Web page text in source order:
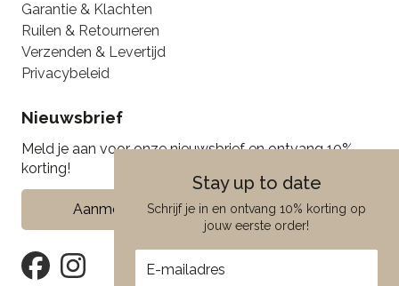
Stay up to date
Schrijf je in en ontvang 10% korting op
jouw eerste order!
Garantie & Klachten
Ruilen & Retourneren
Verzenden & Levertijd
Privacybeleid
Nieuwsbrief
Meld je aan voor onze nieuwsbrief en ontvang 10%
korting!
Aanmelden